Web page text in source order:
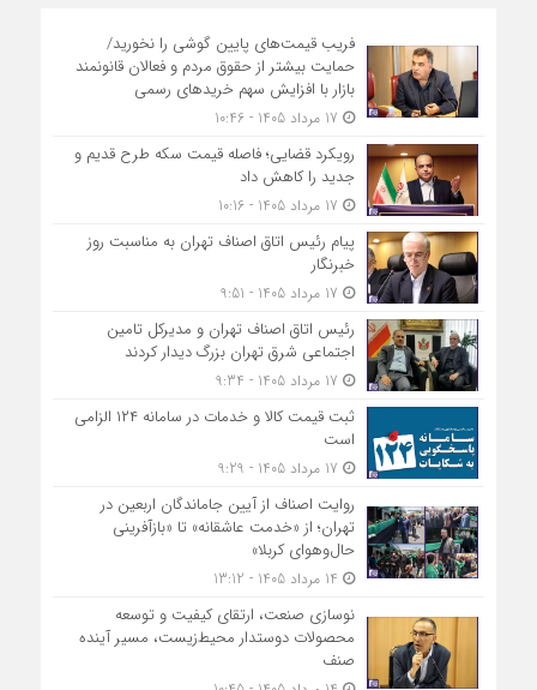
فریب قیمت‌های پایین گوشی را نخورید/
حمایت بیشتر از حقوق مردم و فعالان قانونمند
بازار با افزایش سهم خریدهای رسمی
رویکرد قضایی؛ فاصله قیمت سکه طرح قدیم و
جدید را کاهش داد
پیام رئیس اتاق اصناف تهران به مناسبت روز
خبرنگار
رئیس اتاق اصناف تهران و مدیرکل تامین
اجتماعی شرق تهران بزرگ دیدار کردند
ثبت قیمت کالا و خدمات در سامانه ۱۲۴ الزامی
است
روایت اصناف از آیین جاماندگان اربعین در
تهران؛ از «خدمت عاشقانه» تا «بازآفرینی
حال‌وهوای کربلا»
نوسازی صنعت، ارتقای کیفیت و توسعه
محصولات دوستدار محیط‌زیست، مسیر آینده
صنف